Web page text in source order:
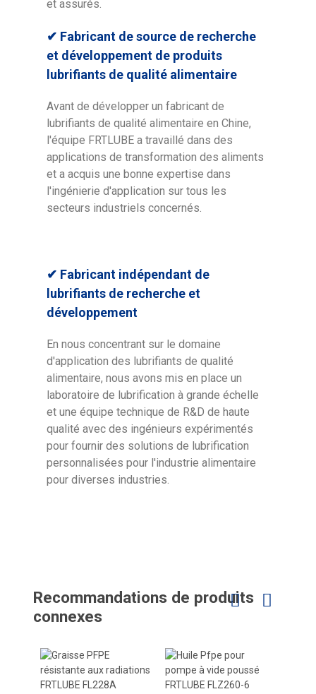
et assurés.
✔ Fabricant de source de recherche
et développement de produits
lubrifiants de qualité alimentaire
Avant de développer un fabricant de
lubrifiants de qualité alimentaire en Chine,
l'équipe FRTLUBE a travaillé dans des
applications de transformation des aliments
et a acquis une bonne expertise dans
l'ingénierie d'application sur tous les
secteurs industriels concernés.
✔ Fabricant indépendant de
lubrifiants de recherche et
développement
En nous concentrant sur le domaine
d'application des lubrifiants de qualité
alimentaire, nous avons mis en place un
laboratoire de lubrification à grande échelle
et une équipe technique de R&D de haute
qualité avec des ingénieurs expérimentés
pour fournir des solutions de lubrification
personnalisées pour l'industrie alimentaire
pour diverses industries.
Recommandations de produits
connexes